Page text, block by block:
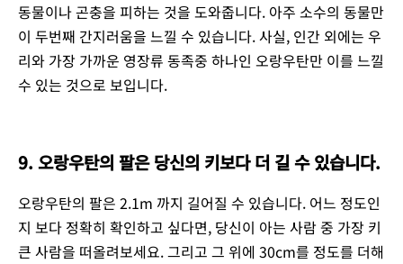
동물이나 곤충을 피하는 것을 도와줍니다. 아주 소수의 동물만
이 두번째 간지러움을 느낄 수 있습니다. 사실, 인간 외에는 우
리와 가장 가까운 영장류 동족중 하나인 오랑우탄만 이를 느낄
수 있는 것으로 보입니다.
9. 오랑우탄의 팔은 당신의 키보다 더 길 수 있습니다.
오랑우탄의 팔은 2.1m 까지 길어질 수 있습니다. 어느 정도인
지 보다 정확히 확인하고 싶다면, 당신이 아는 사람 중 가장 키
큰 사람을 떠올려보세요. 그리고 그 위에 30cm를 정도를 더해